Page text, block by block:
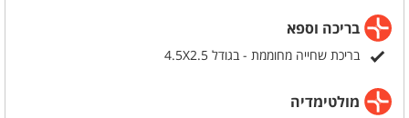
בריכה וספא
בריכת שחייה מחוממת - בגודל 4.5X2.5
מולטימדיה